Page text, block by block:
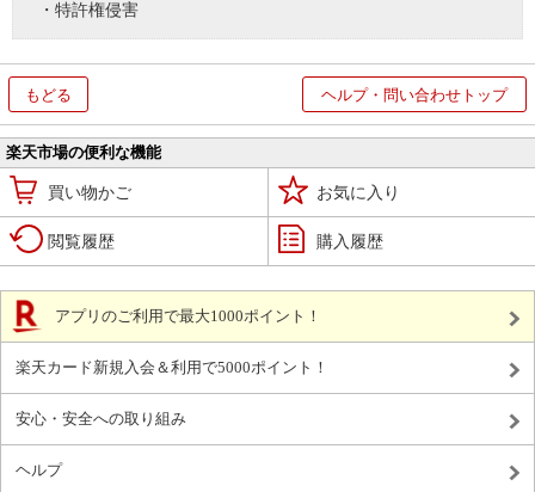
・特許権侵害
もどる ヘルプ・問い合わせトップ
楽天市場の便利な機能
買い物かご お気に入り
閲覧履歴 購入履歴
アプリのご利用で最大1000ポイント！
楽天カード新規入会＆利用で5000ポイント！
安心・安全への取り組み
ヘルプ